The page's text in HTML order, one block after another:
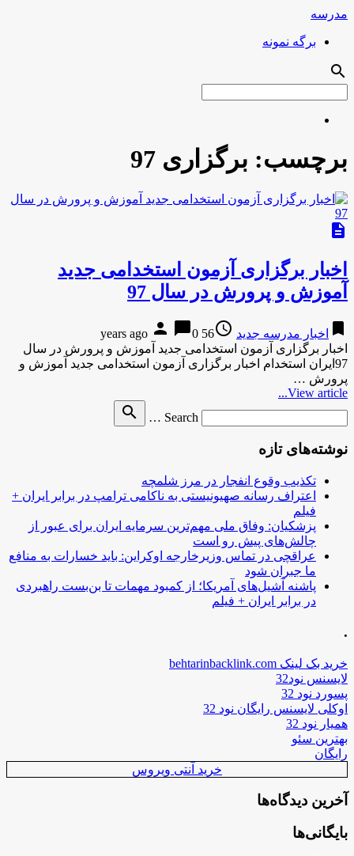
مدرسه
برگه نمونه
search
برچسب: برگزاری 97
description
اخبار برگزاری آزمون استخدامی جدید
آموزش و پرورش در سال 97
bookmark اخبار مدرسه جدید access_time
56 years ago
person chat_bubble0
اخبار برگزاری آزمون استخدامی جدید آموزش و پرورش در سال
97ایران استخدام اخبار برگزاری آزمون استخدامی جدید آموزش و
پرورش …
View article...
Search …
search
نوشته‌های تازه
تکذیب وقوع انفجار در مرز شلمچه
اعتراف رسانه صهیونیستی به ناکامی ترامپ در برابر ایران +
فیلم
پزشکیان: وفاق ملی مهم‌ترین سرمایه ایران برای عبور از
چالش‌های پیش رو است
عراقچی در تماس وزیرخارجه اوکراین: باید خسارات به منافع
ما جبران شود
پاشنه آشیل‌های آمریکا؛ از کمبود مهمات تا بن‌بست راهبردی
در برابر ایران + فیلم
.
خرید بک لینک behtarinbacklink.com
لایسنس نود32
پسورد نود 32
اوکلی لایسنس رایگان نود 32
همیار نود 32
بهترین سئو
رایگان
خرید آنتی ویروس
آخرین دیدگاه‌ها
بایگانی‌ها